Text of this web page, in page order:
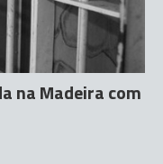
na Madeira com